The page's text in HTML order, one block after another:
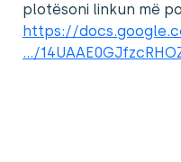
plotësoni linkun më
https://
…/